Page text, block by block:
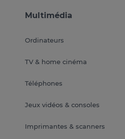
Multimédia
Ordinateurs
TV & home cinéma
Téléphones
Jeux vidéos & consoles
Imprimantes & scanners